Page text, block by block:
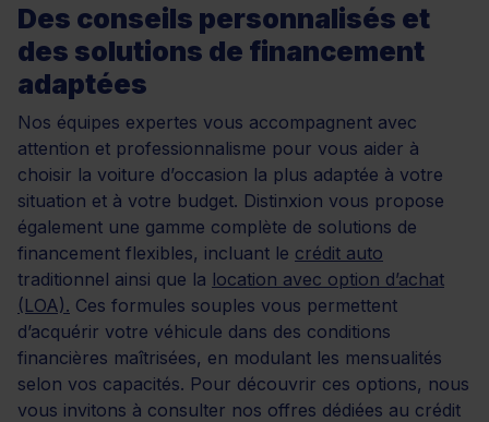
Des conseils personnalisés et
des solutions de financement
adaptées
Nos équipes expertes vous accompagnent avec
attention et professionnalisme pour vous aider à
choisir la voiture d’occasion la plus adaptée à votre
situation et à votre budget. Distinxion vous propose
également une gamme complète de solutions de
financement flexibles, incluant le crédit auto
traditionnel ainsi que la location avec option d’achat
(LOA). Ces formules souples vous permettent
d’acquérir votre véhicule dans des conditions
financières maîtrisées, en modulant les mensualités
selon vos capacités. Pour découvrir ces options, nous
vous invitons à consulter nos offres dédiées au crédit